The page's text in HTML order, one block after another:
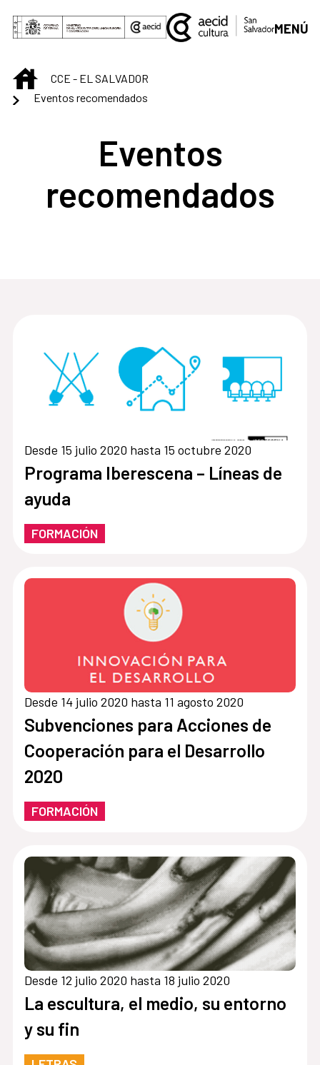
Saltar al contenido principal
MENÚ
INICIOCCE - EL SALVADOR
Eventos recomendados
Eventos
recomendados
Desde 15 julio 2020 hasta 15 octubre 2020
Programa Iberescena – Líneas de
ayuda
FORMACIÓN
Desde 14 julio 2020 hasta 11 agosto 2020
Subvenciones para Acciones de
Cooperación para el Desarrollo
2020
FORMACIÓN
Desde 12 julio 2020 hasta 18 julio 2020
La escultura, el medio, su entorno
y su fin